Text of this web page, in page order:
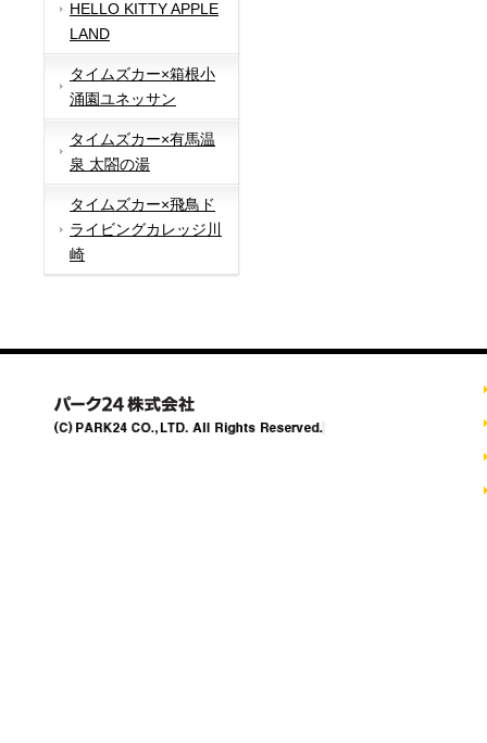
HELLO KITTY APPLE
LAND
タイムズカー×箱根小
涌園ユネッサン
タイムズカー×有馬温
泉 太閤の湯
タイムズカー×飛鳥ド
ライビングカレッジ川
崎